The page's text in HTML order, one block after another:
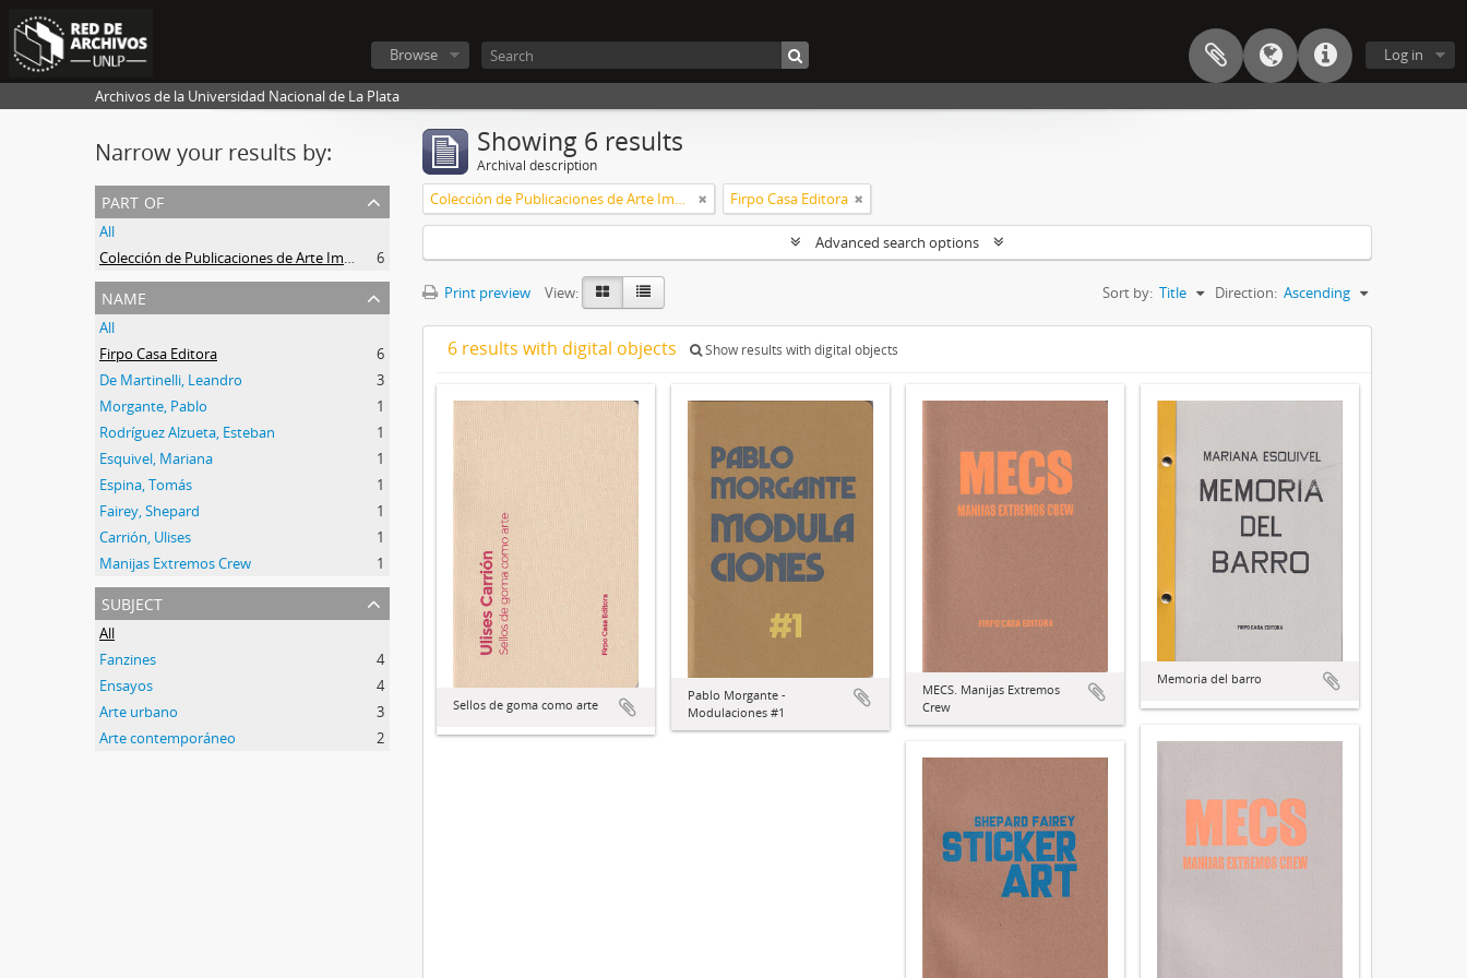
Log in
Browse
Archivos de la Universidad Nacional de La Plata
Narrow your results by:
part of
All
Colección de Publicaciones de Arte Impreso
6
name
All
Firpo Casa Editora
6
De Martinelli, Leandro
3
Morgante, Pablo
1
Rodríguez Alzueta, Esteban
1
Esquivel, Mariana
1
Espina, Tomás
1
Fairey, Shepard
1
Carrión, Ulises
1
Manijas Extremos Crew
1
subject
All
Fanzines
4
Ensayos
4
Arte urbano
3
Arte contemporáneo
2
Showing 6 results
Archival description
Colección de Publicaciones de Arte Impreso Firpo Casa Editora
Advanced search options
Print preview View: Sort by: Title Direction: Ascending
6 results with digital objects Show results with digital objects
Sellos de goma como arte
Pablo Morgante -
Modulaciones #1
MECS. Manijas Extremos
Crew
Memoria del barro